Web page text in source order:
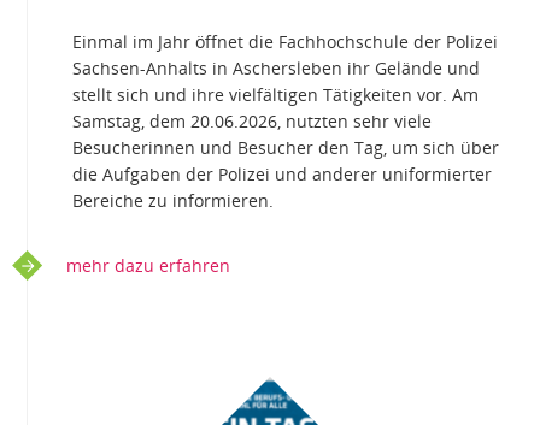
Einmal im Jahr öffnet die Fachhochschule der Polizei
Sachsen-Anhalts in Aschersleben ihr Gelände und
stellt sich und ihre vielfältigen Tätigkeiten vor. Am
Samstag, dem 20.06.2026, nutzten sehr viele
Besucherinnen und Besucher den Tag, um sich über
die Aufgaben der Polizei und anderer uniformierter
Bereiche zu informieren.
mehr dazu erfahren